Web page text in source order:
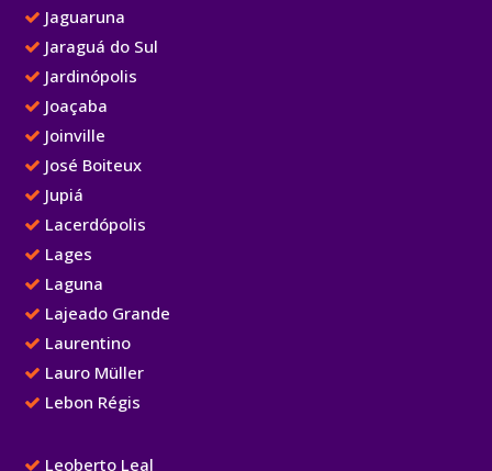
Jaguaruna
Jaraguá do Sul
Jardinópolis
Joaçaba
Joinville
José Boiteux
Jupiá
Lacerdópolis
Lages
Laguna
Lajeado Grande
Laurentino
Lauro Müller
Lebon Régis
Leoberto Leal